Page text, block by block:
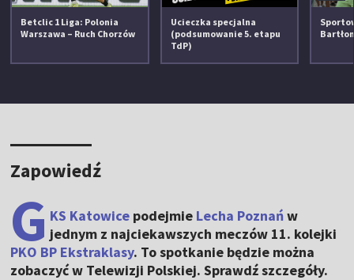
Betclic 1 Liga: Polonia
Warszawa – Ruch Chorzów
Ucieczka specjalna
(podsumowanie 5. etapu
TdP)
Zapowiedź
G KS Katowice podejmie Lecha Poznańw
jednym z najciekawszych meczów 11. kolejki
PKO BP Ekstraklasy. To spotkanie będzie można
zobaczyć w Telewizji Polskiej. Sprawdź szczegóły.